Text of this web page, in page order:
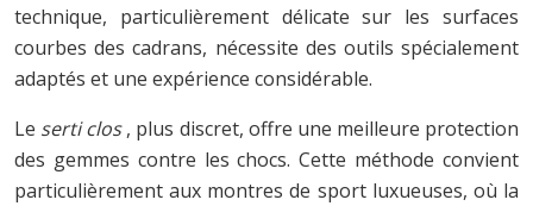
technique, particulièrement délicate sur les surfaces
courbes des cadrans, nécessite des outils spécialement
adaptés et une expérience considérable.
Le serti clos, plus discret, offre une meilleure protection
des gemmes contre les chocs. Cette méthode convient
particulièrement aux montres de sport luxueuses, où la